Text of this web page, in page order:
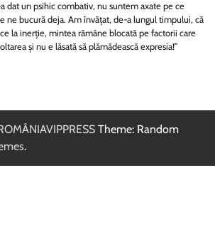
dat un psihic combativ, nu suntem axate pe ce
ne bucură deja. Am învățat, de-a lungul timpului, că
la inerție, mintea rămâne blocată pe factorii care
și nu e lăsată să plămădească expresia!”
Theme: Random
.